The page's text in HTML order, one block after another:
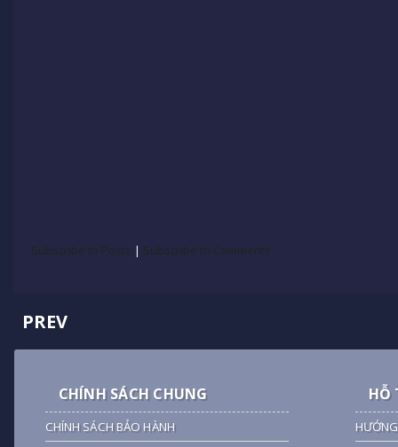
Subscribe to Posts | Subscribe to Comments
PREV
CHÍNH SÁCH CHUNG
CHÍNH SÁCH BẢO HÀNH
HỖ